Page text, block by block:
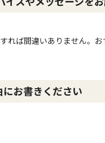
ば間違いありません。お
お書きください